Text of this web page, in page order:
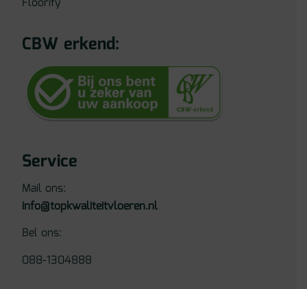
CBW erkend:
Service
Mail ons:
info@topkwaliteitvloeren.nl
Bel ons:
088-1304888